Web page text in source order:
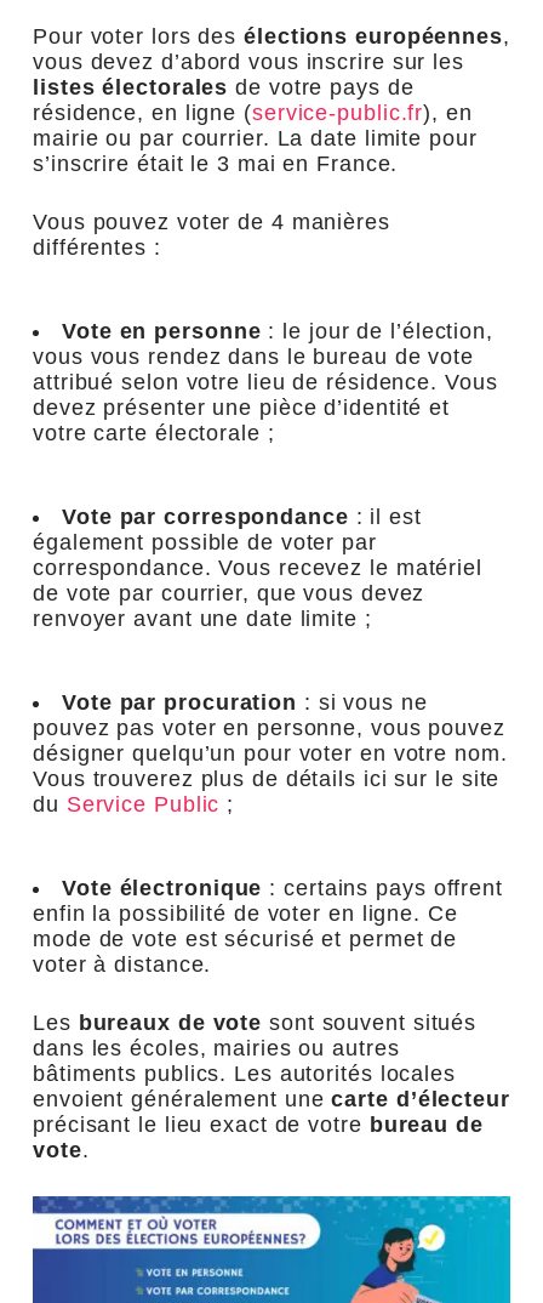
Pour voter lors des élections européennes,
vous devez d’abord vous inscrire sur les
listes électorales de votre pays de
résidence, en ligne (service-public.fr), en
mairie ou par courrier. La date limite pour
s’inscrire était le 3 mai en France.
Vous pouvez voter de 4 manières
différentes :
Vote en personne : le jour de l’élection,
vous vous rendez dans le bureau de vote
attribué selon votre lieu de résidence. Vous
devez présenter une pièce d’identité et
votre carte électorale ;
Vote par correspondance : il est
également possible de voter par
correspondance. Vous recevez le matériel
de vote par courrier, que vous devez
renvoyer avant une date limite ;
Vote par procuration : si vous ne
pouvez pas voter en personne, vous pouvez
désigner quelqu’un pour voter en votre nom.
Vous trouverez plus de détails ici sur le site
du Service Public ;
Vote électronique : certains pays offrent
enfin la possibilité de voter en ligne. Ce
mode de vote est sécurisé et permet de
voter à distance.
Les bureaux de vote sont souvent situés
dans les écoles, mairies ou autres
bâtiments publics. Les autorités locales
envoient généralement unecarte d’électeur
précisant le lieu exact de votre bureau de
vote.